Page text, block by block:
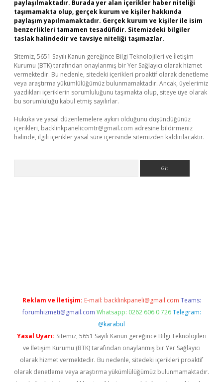
paylaşılmaktadır. Burada yer alan içerikler haber niteliği
taşımamakta olup, gerçek kurum ve kişiler hakkında
paylaşım yapılmamaktadır. Gerçek kurum ve kişiler ile isim
benzerlikleri tamamen tesadüfidir. Sitemizdeki bilgiler
taslak halindedir ve tavsiye niteliği taşımazlar.
Sitemiz, 5651 Sayılı Kanun gereğince Bilgi Teknolojileri ve İletişim
Kurumu (BTK) tarafından onaylanmış bir Yer Sağlayıcı olarak hizmet
vermektedir. Bu nedenle, sitedeki içerikleri proaktif olarak denetleme
veya araştırma yükümlülüğümüz bulunmamaktadır. Ancak, üyelerimiz
yazdıkları içeriklerin sorumluluğunu taşımakta olup, siteye üye olarak
bu sorumluluğu kabul etmiş sayılırlar.
Hukuka ve yasal düzenlemelere aykırı olduğunu düşündüğünüz
içerikleri, backlinkpanelicomtr@gmail.com adresine bildirmeniz
halinde, ilgili içerikler yasal süre içerisinde sitemizden kaldırılacaktır.
Reklam ve İletişim: E-mail: backlinkpaneli@gmail.com Teams:
forumhizmeti@gmail.com Whatsapp: 0262 606 0 726 Telegram:
@karabul
Yasal Uyarı: Sitemiz, 5651 Sayılı Kanun gereğince Bilgi Teknolojileri
ve İletişim Kurumu (BTK) tarafından onaylanmış bir Yer Sağlayıcı
olarak hizmet vermektedir. Bu nedenle, sitedeki içerikleri proaktif
olarak denetleme veya araştırma yükümlülüğümüz bulunmamaktadır.